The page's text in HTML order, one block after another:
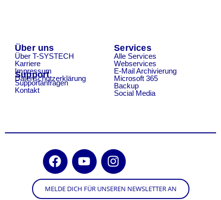
Über uns
Über T-SYSTECH
Karriere
Impressum
Datenschutzerklärung
Services
Alle Services
Webservices
E-Mail Archivierung
Microsoft 365
Backup
Social Media
Support
Supportanfragen
Kontakt
MELDE DICH FÜR UNSEREN NEWSLETTER AN